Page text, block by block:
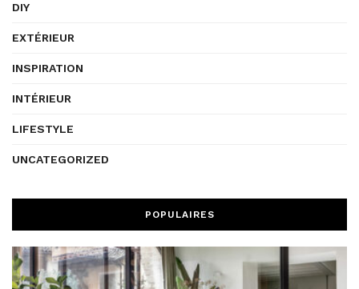
DIY
EXTÉRIEUR
INSPIRATION
INTÉRIEUR
LIFESTYLE
UNCATEGORIZED
POPULAIRES